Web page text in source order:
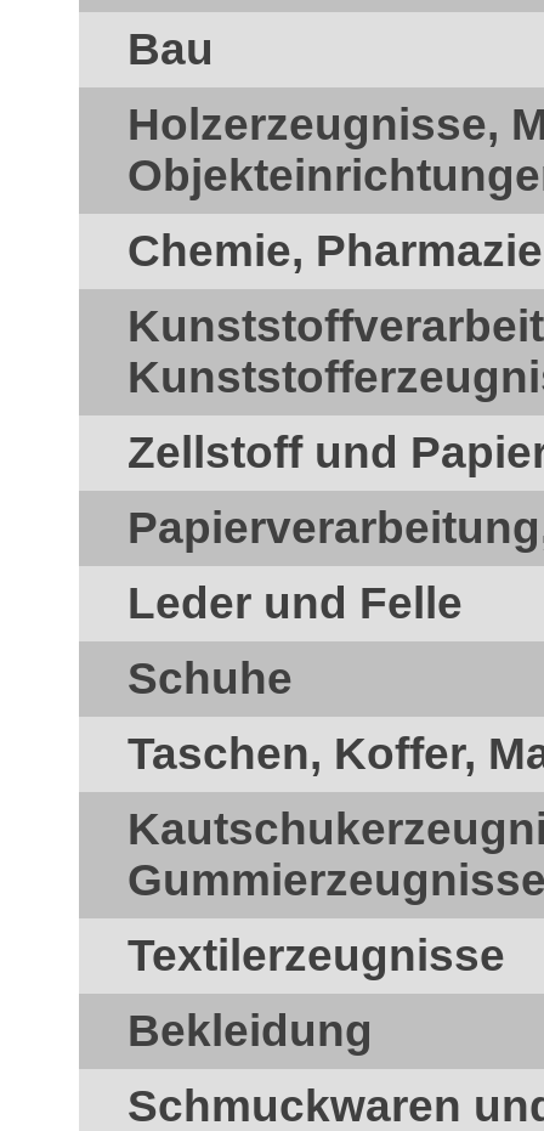
Bau
Holzerzeugnisse,
Chemie,
Zellstoff und
Leder und Felle
Schuhe
Taschen, Koffer,
Textilerzeugnisse
Bekleidung
Schmuckwaren